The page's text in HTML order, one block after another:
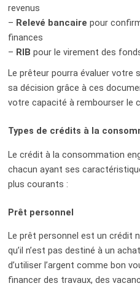
revenus
– Relevé bancaire pour
finances
– RIB pour le virement des
Le prêteur pourra évaluer votre
sa décision grâce à ces
votre capacité à rembourser le
Types de crédits à la
Le crédit à la consommation
chacun ayant ses
plus courants :
Prêt personnel
Le prêt personnel est un crédit
qu’il n’est pas destiné à un
d’utiliser l’argent comme bon
financer des travaux, des